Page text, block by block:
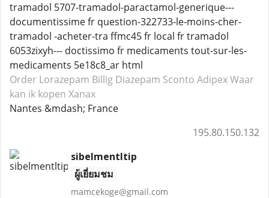
tramadol 5707-tramadol-paractamol-generique---
documentissime fr question-322733-le-moins-cher-
tramadol -acheter-tra ffmc45 fr local fr tramadol
6053zixyh--- doctissimo fr medicaments tout-sur-les-
medicaments 5e18c8_ar html
Order Lorazepam Billig Diazepam Sconto AdipexWaar
kan ik kopen Xanax
Nantes &mdash; France
195.80.150.132
sibelmentltip
ผู้เยี่ยมชม
mamcekoge@gmail.com